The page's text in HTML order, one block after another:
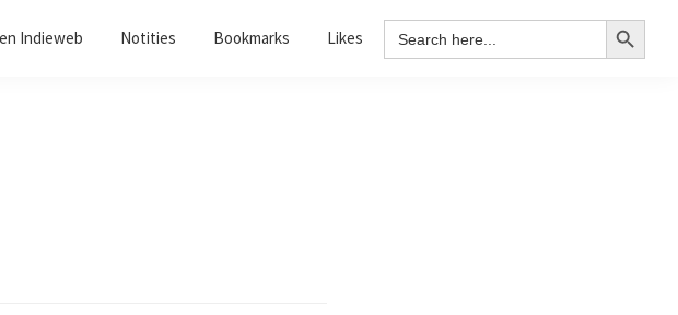
Indieweb Notities Bookmarks Likes Search
for:
Search Button